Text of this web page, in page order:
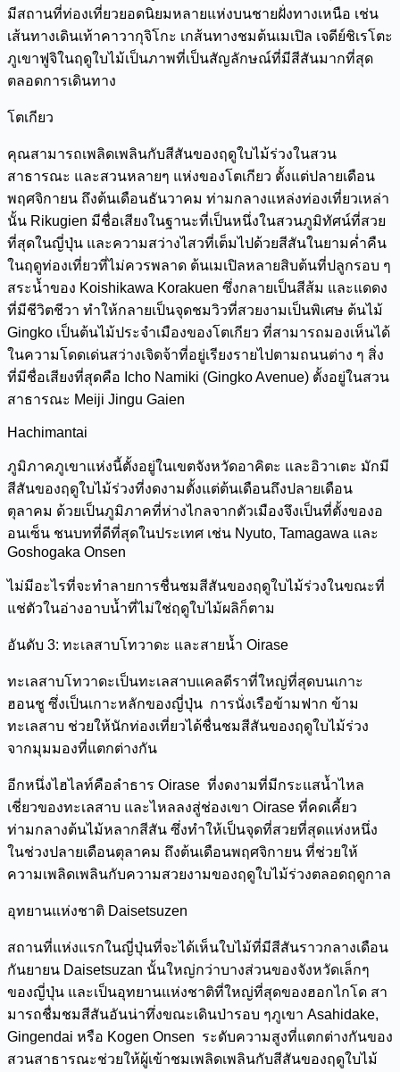
มีสถานที่ท่องเที่ยวยอดนิยมหลายแห่งบนชายฝั่งทางเหนือ เช่น
เส้นทางเดินเท้าคาวากุจิโกะ เกส้นทางชมต้นเมเปิล เจดีย์ชิเรโตะ
ภูเขาฟูจิในฤดูใบไม้เป็นภาพที่เป็นสัญลักษณ์ที่มีสีสันมากที่สุด
ตลอดการเดินทาง
โตเกียว
คุณสามารถเพลิดเพลินกับสีสันของฤดูใบไม้ร่วงในสวน
สาธารณะ และสวนหลายๆ แห่งของโตเกียว ตั้งแต่ปลายเดือน
พฤศจิกายน ถึงต้นเดือนธันวาคม ท่ามกลางแหล่งท่องเที่ยวเหล่า
นั้น Rikugien มีชื่อเสียงในฐานะที่เป็นหนึ่งในสวนภูมิทัศน์ที่สวย
ที่สุดในญี่ปุ่น และความสว่างไสวที่เต็มไปด้วยสีสันในยามค่ำคืน
ในฤดูท่องเที่ยวที่ไม่ควรพลาด ต้นเมเปิลหลายสิบต้นที่ปลูกรอบ ๆ
สระน้ำของ Koishikawa Korakuen ซึ่งกลายเป็นสีส้ม และแดดง
ที่มีชีวิตชีวา ทำให้กลายเป็นจุดชมวิวที่สวยงามเป็นพิเศษ ต้นไม้
Gingko เป็นต้นไม้ประจำเมืองของโตเกียว ที่สามารถมองเห็นได้
ในความโดดเด่นสว่างเจิดจ้าที่อยู่เรียงรายไปตามถนนต่าง ๆ สิ่ง
ที่มีชื่อเสียงที่สุดคือ Icho Namiki (Gingko Avenue) ตั้งอยู่ในสวน
สาธารณะ Meiji Jingu Gaien
Hachimantai
ภูมิภาคภูเขาแห่งนี้ตั้งอยู่ในเขตจังหวัดอาคิตะ และอิวาเตะ มักมี
สีสันของฤดูใบไม้ร่วงที่งดงามตั้งแต่ต้นเดือนถึงปลายเดือน
ตุลาคม ด้วยเป็นภูมิภาคที่ห่างไกลจากตัวเมืองจึงเป็นที่ตั้งของอ
อนเซ็น ชนบทที่ดีที่สุดในประเทศ เช่น Nyuto, Tamagawa และ
Goshogaka Onsen
ไม่มีอะไรที่จะทำลายการชื่นชมสีสันของฤดูใบไม้ร่วงในขณะที่
แช่ตัวในอ่างอาบน้ำที่ไม่ใช่ฤดูใบไม้ผลิก็ตาม
อันดับ 3: ทะเลสาบโทวาดะ และสายน้ำ Oirase
ทะเลสาบโทวาดะเป็นทะเลสาบแคลดีราที่ใหญ่ที่สุดบนเกาะ
ฮอนชู ซึ่งเป็นเกาะหลักของญี่ปุ่น การนั่งเรือข้ามฟาก ข้าม
ทะเลสาบ ช่วยให้นักท่องเที่ยวได้ชื่นชมสีสันของฤดูใบไม้ร่วง
จากมุมมองที่แตกต่างกัน
อีกหนึ่งไฮไลท์คือลำธาร Oirase ที่งดงามที่มีกระแสน้ำไหล
เชี่ยวของทะเลสาบ และไหลลงสู่ช่องเขา Oirase ที่คดเคี้ยว
ท่ามกลางต้นไม้หลากสีสัน ซึ่งทำให้เป็นจุดที่สวยที่สุดแห่งหนึ่ง
ในช่วงปลายเดือนตุลาคม ถึงต้นเดือนพฤศจิกายน ที่ช่วยให้
ความเพลิดเพลินกับความสวยงามของฤดูใบไม้ร่วงตลอดฤดูกาล
อุทยานแห่งชาติ Daisetsuzen
สถานที่แห่งแรกในญี่ปุ่นที่จะได้เห็นใบไม้ที่มีสีสันราวกลางเดือน
กันยายน Daisetsuzan นั้นใหญ่กว่าบางส่วนของจังหวัดเล็กๆ
ของญี่ปุ่น และเป็นอุทยานแห่งชาติที่ใหญ่ที่สุดของฮอกไกโด สา
มารถชื่มชมสีสันอันน่าทึ่งขณะเดินป่ารอบ ๆภูเขา Asahidake,
Gingendai หรือ Kogen Onsen ระดับความสูงที่แตกต่างกันของ
สวนสาธารณะช่วยให้ผู้เข้าชมเพลิดเพลินกับสีสันของฤดูใบไม้